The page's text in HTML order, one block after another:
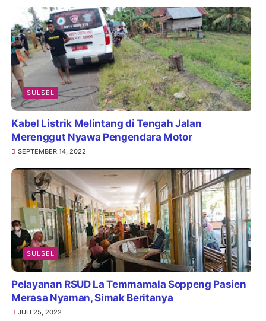
SULSEL
Kabel Listrik Melintang di Tengah Jalan
Merenggut Nyawa Pengendara Motor
SEPTEMBER 14, 2022
SULSEL
Pelayanan RSUD La Temmamala Soppeng Pasien
Merasa Nyaman, Simak Beritanya
JULI 25, 2022